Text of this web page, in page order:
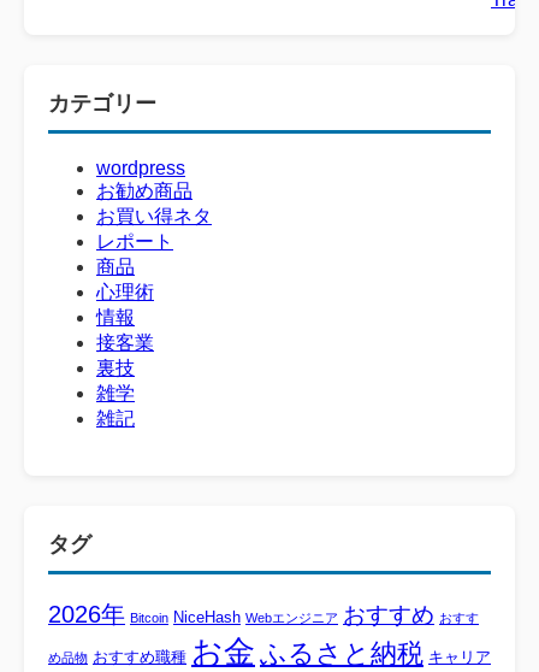
カテゴリー
wordpress
お勧め商品
お買い得ネタ
レポート
商品
心理術
情報
接客業
裏技
雑学
雑記
タグ
2026年 Bitcoin NiceHash Webエンジニア おすすめ おすす
め品物 おすすめ職種 お金 ふるさと納税 キャリア